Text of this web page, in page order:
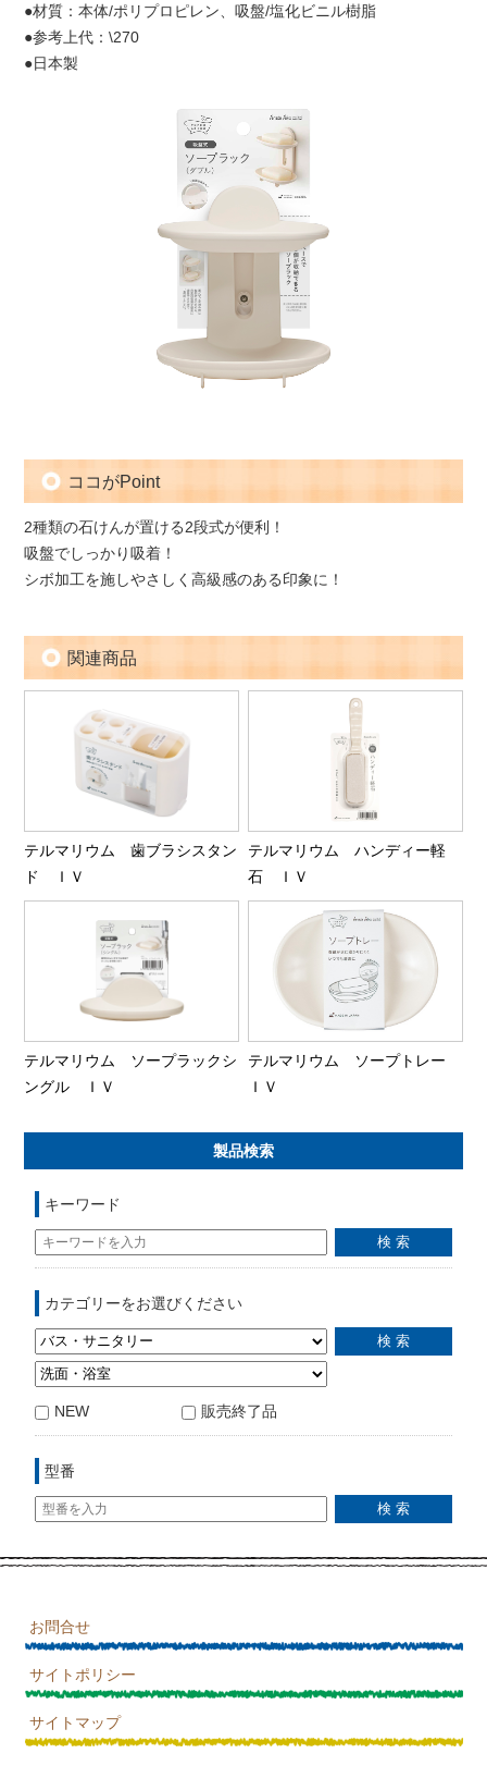
●材質：本体/ポリプロピレン、吸盤/塩化ビニル樹脂
●参考上代：\270
●日本製
ココがPoint
2種類の石けんが置ける2段式が便利！
吸盤でしっかり吸着！
シボ加工を施しやさしく高級感のある印象に！
関連商品
テルマリウム 歯ブラシスタン
ド ＩＶ
テルマリウム ハンディー軽
石 ＩＶ
テルマリウム ソープラックシ
ングル ＩＶ
テルマリウム ソープトレー
ＩＶ
製品検索
キーワード
カテゴリーをお選びください
NEW 販売終了品
型番
お問合せ
サイトポリシー
サイトマップ